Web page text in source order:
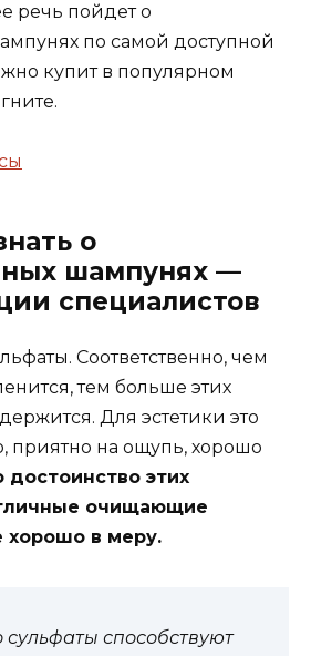
речь пойдет о
по самой доступной
купит в популярном
о
шампунях —
специалистов
Соответственно, чем
тем больше этих
Для эстетики это
приятно на ощупь, хорошо
этих
очищающие
хорошо в меру.
сульфаты способствуют